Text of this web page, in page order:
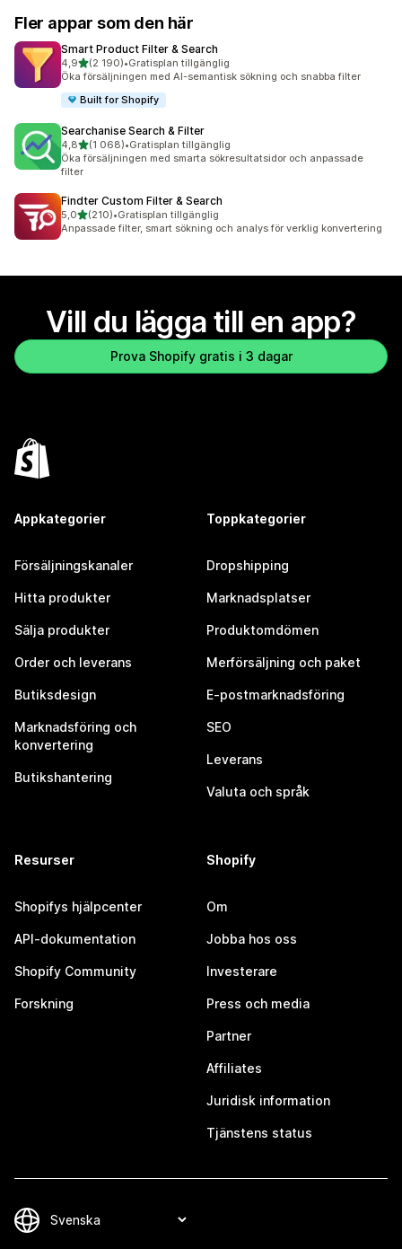
Fler appar som den här
Smart Product Filter & Search
4,9av 5 stjärnor
(2 190)
2190 recensioner totalt
•Gratisplan tillgänglig
Öka försäljningen med AI-semantisk sökning och snabba filter
Built for Shopify
Searchanise Search & Filter
4,8av 5 stjärnor
(1 068)
1068 recensioner totalt
•Gratisplan tillgänglig
Öka försäljningen med smarta sökresultatsidor och anpassade
filter
Findter Custom Filter & Search
5,0av 5 stjärnor
(210)
210 recensioner totalt
•Gratisplan tillgänglig
Anpassade filter, smart sökning och analys för verklig konvertering
Vill du lägga till en app?
Prova Shopify gratis i 3 dagar
Appkategorier
Försäljningskanaler
Hitta produkter
Sälja produkter
Order och leverans
Butiksdesign
Marknadsföring och
konvertering
Butikshantering
Toppkategorier
Dropshipping
Marknadsplatser
Produktomdömen
Merförsäljning och paket
E-postmarknadsföring
SEO
Leverans
Valuta och språk
Resurser
Shopifys hjälpcenter
API-dokumentation
Shopify Community
Forskning
Shopify
Om
Jobba hos oss
Investerare
Press och media
Partner
Affiliates
Juridisk information
Tjänstens status